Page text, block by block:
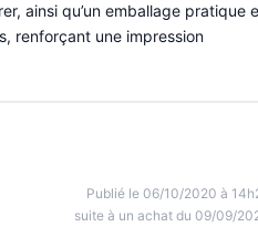
ainsi qu’un emballage pratique
renforçant une impression
Publié le 06/10/2020 à
suite à un achat du 09/09/